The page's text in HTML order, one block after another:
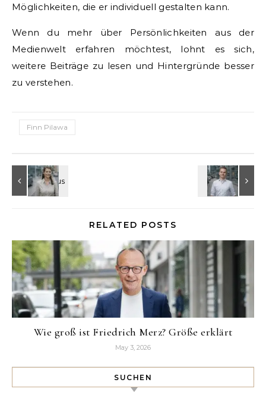
Möglichkeiten, die er individuell gestalten kann.
Wenn du mehr über Persönlichkeiten aus der
Medienwelt erfahren möchtest, lohnt es sich,
weitere Beiträge zu lesen und Hintergründe besser
zu verstehen.
Finn Pilawa
RELATED POSTS
Wie groß ist Friedrich Merz? Größe erklärt
May 3, 2026
SUCHEN